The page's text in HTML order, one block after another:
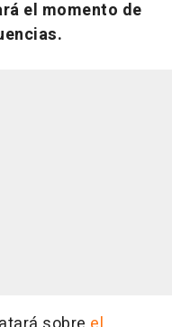
el momento de